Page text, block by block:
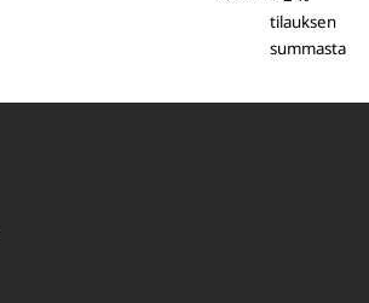
tilauksen
summasta